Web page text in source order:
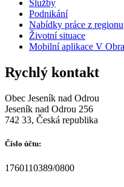
Služby
Podnikání
Nabídky práce z regionu
Životní situace
Mobilní aplikace V
Rychlý kontakt
Obec Jeseník nad Odrou
Jeseník nad Odrou 256
742 33, Česká republika
Číslo účtu:
1760110389/0800